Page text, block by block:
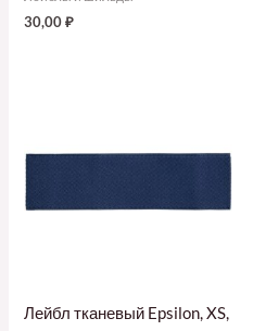
30,00₽
Лейбл тканевый Epsilon, XS,